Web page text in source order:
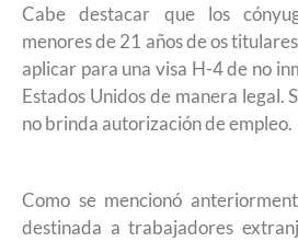
Cabe destacar que los
menores de 21 años de os
aplicar para una visa H-4 de no
Estados Unidos de manera legal.
no brinda autorización de empleo.
Como se mencionó
destinada a trabajadores